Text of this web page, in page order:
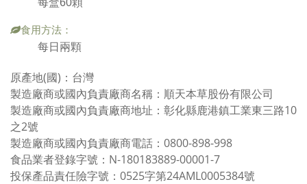
食用方法：
每日兩顆
原產地(國)：台灣
製造廠商或國內負責廠商名稱：順天本草股份有限公司
製造廠商或國內負責廠商地址：彰化縣鹿港鎮工業東三路10
之2號
製造廠商或國內負責廠商電話：0800-898-998
食品業者登錄字號：N-180183889-00001-7
投保產品責任險字號：0525字第24AML0005384號